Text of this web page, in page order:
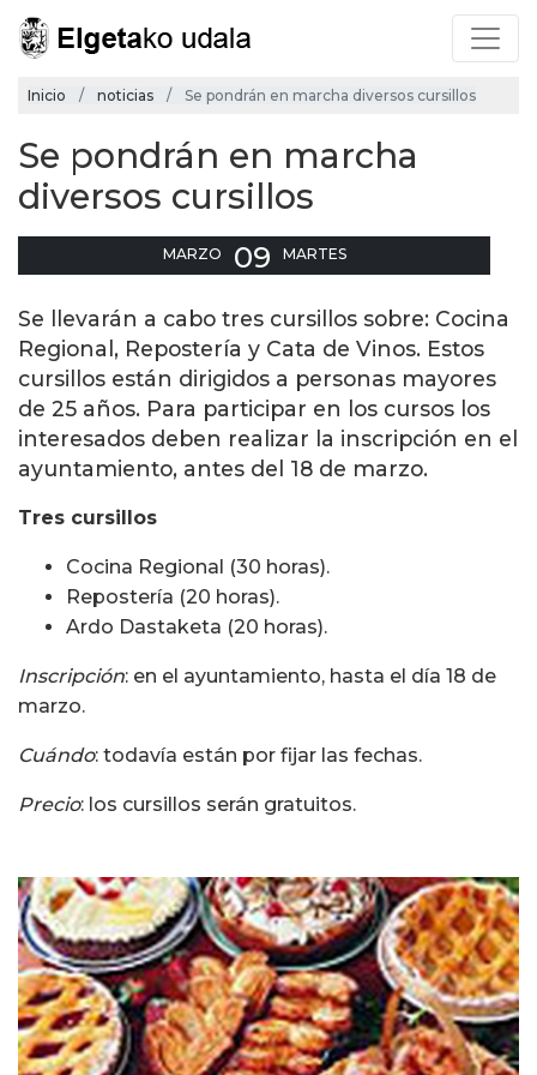
Inicio noticias Se pondrán en marcha diversos cursillos
Se pondrán en marcha
diversos cursillos
MARZO 09 MARTES
Se llevarán a cabo tres cursillos sobre: Cocina
Regional, Repostería y Cata de Vinos. Estos
cursillos están dirigidos a personas mayores
de 25 años. Para participar en los cursos los
interesados deben realizar la inscripción en el
ayuntamiento, antes del 18 de marzo.
Tres cursillos
Cocina Regional (30 horas).
Repostería (20 horas).
Ardo Dastaketa (20 horas).
Inscripción: en el ayuntamiento, hasta el día 18 de
marzo.
Cuándo: todavía están por fijar las fechas.
Precio: los cursillos serán gratuitos.